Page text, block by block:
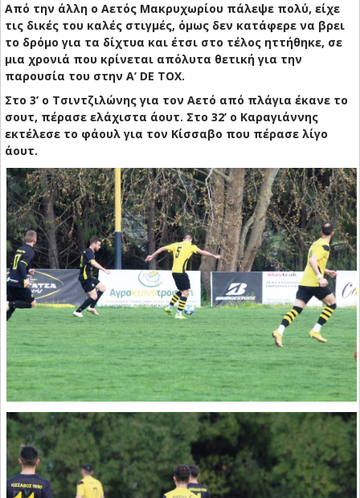
Από την άλλη ο Αετός Μακρυχωρίου πάλεψε πολύ, είχε
τις δικές του καλές στιγμές, όμως δεν κατάφερε να βρει
το δρόμο για τα δίχτυα και έτσι στο τέλος ηττήθηκε, σε
μια χρονιά που κρίνεται απόλυτα θετική για την
παρουσία του στην Α’ DE TOX.
Στο 3’ ο Τσιντζιλώνης για τον Αετό από πλάγια έκανε το
σουτ, πέρασε ελάχιστα άουτ. Στο 32’ ο Καραγιάννης
εκτέλεσε το φάουλ για τον Κίσσαβο που πέρασε λίγο
άουτ.